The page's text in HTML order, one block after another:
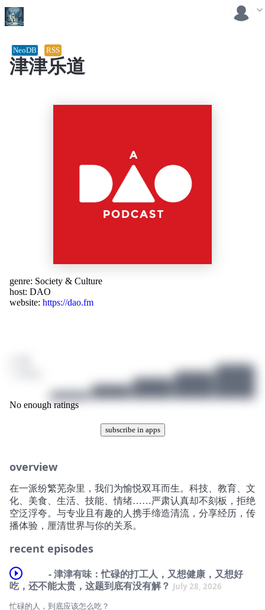
津津乐道
NeoDB RSS
genre: Society & Culture
host: DAO
website: https://dao.fm
No enough ratings
subscribe in apps
overview
在一派纷繁芜杂里，我们为愉悦双耳而生。科技、教育、文
化、美食、生活、技能、情绪……严肃认真却不刻板，拒绝
空泛浮夸。与专业且有趣的人携手缔造清流，分享经历，传
播体验，厘清世界与你的关系。
recent episodes
- 津津有味：忙碌的打工人，又想健康，又想好
吃，还不能太贵，这题到底有没有解？ July 28, 2026
忙碌的人，到底应该怎么吃？